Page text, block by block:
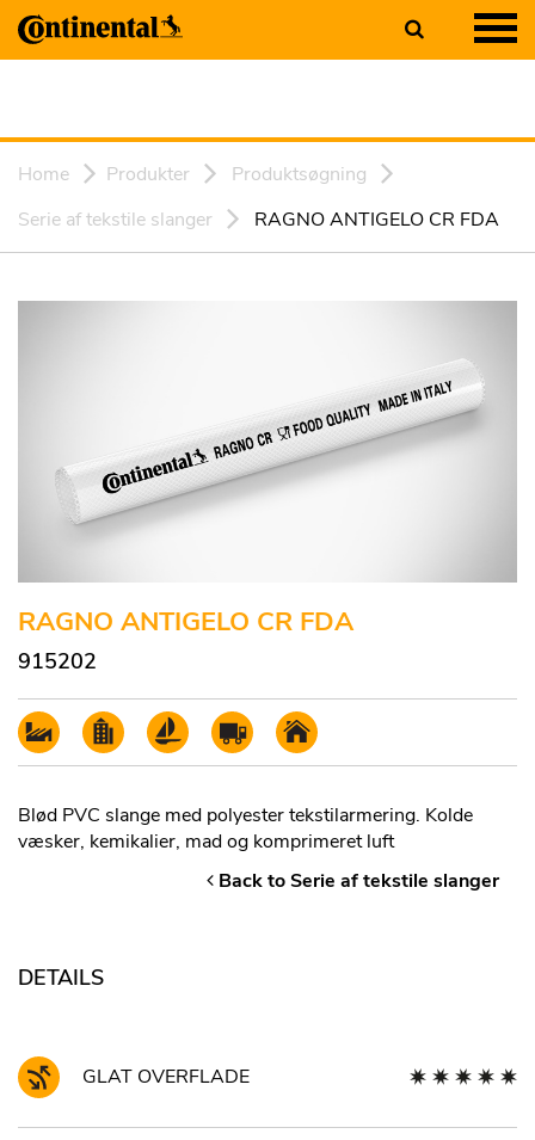
Home Produkter
Produktsøgning
Serie af tekstile slanger
RAGNO ANTIGELO CR FDA
RAGNO ANTIGELO CR FDA
915202
Blød PVC slange med polyester tekstilarmering. Kolde
væsker, kemikalier, mad og komprimeret luft
Back to Serie af tekstile slanger
DETAILS
GLAT OVERFLADE